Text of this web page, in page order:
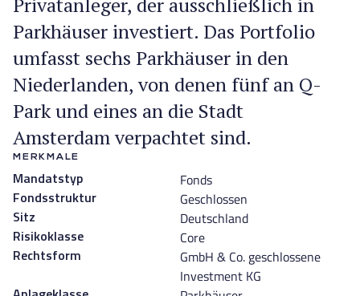
Parkhäuser investiert. Das Portfolio
umfasst sechs Parkhäuser in den
Niederlanden, von denen fünf an Q-
Park und eines an die Stadt
Amsterdam verpachtet sind.
MERKMALE
Mandatstyp Fonds
Fondsstruktur Geschlossen
Sitz Deutschland
Risikoklasse Core
Rechtsform
GmbH & Co. geschlossene
Investment KG